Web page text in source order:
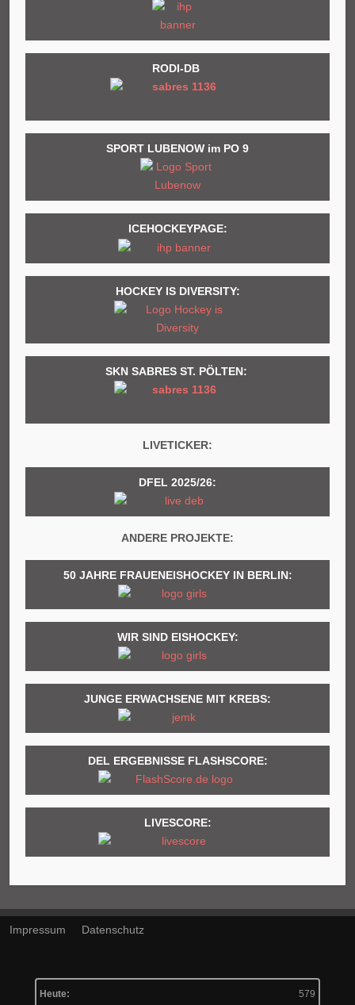
RODI-DB
SPORT LUBENOW im PO 9
ICEHOCKEYPAGE:
HOCKEY IS DIVERSITY:
SKN SABRES ST. PÖLTEN:
LIVETICKER:
DFEL 2025/26:
ANDERE PROJEKTE:
50 JAHRE FRAUENEISHOCKEY IN BERLIN:
WIR SIND EISHOCKEY:
JUNGE ERWACHSENE MIT KREBS:
DEL ERGEBNISSE FLASHSCORE:
LIVESCORE:
Impressum Datenschutz
Heute: 579